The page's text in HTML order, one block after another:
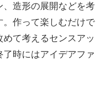
、造形の展開などを考
。作って楽しむだけで
て考えるセンスアッ
時にはアイデアファ